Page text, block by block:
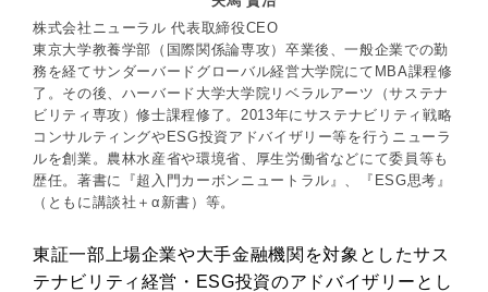
株式会社ニューラル 代表取締役CEO
東京大学教養学部（国際関係論専攻）卒業後、一般企業での勤
務を経てサンダーバードグローバル経営大学院にてMBA課程修
了。その後、ハーバード大学大学院リベラルアーツ（サステナ
ビリティ専攻）修士課程修了。2013年にサステナビリティ戦略
コンサルティングやESG投資アドバイザリー等を行うニューラ
ルを創業。農林水産省や環境省、厚生労働省などにて委員等も
歴任。著書に『超入門カーボンニュートラル』、『ESG思考』
（ともに講談社＋α新書）等。
東証一部上場企業や大手金融機関を対象としたサス
テナビリティ経営・ESG投資のアドバイザリーとし